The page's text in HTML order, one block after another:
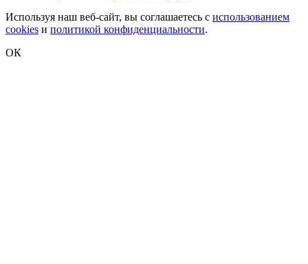
Используя наш веб-сайт, вы соглашаетесь с использованием
cookies и политикой конфиденциальности.
ОК